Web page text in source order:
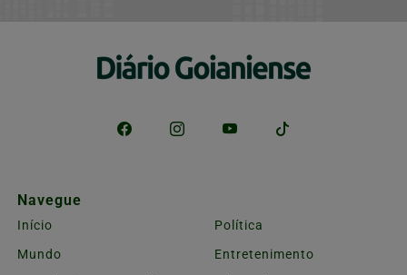
Navegue
Início
Política
Mundo
Entretenimento